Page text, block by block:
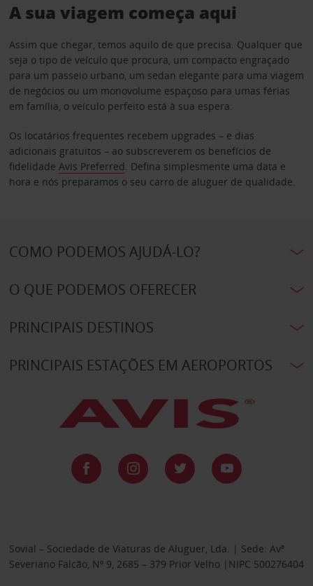
A sua viagem começa aqui
Assim que chegar, temos aquilo de que precisa. Qualquer que
seja o tipo de veículo que procura, um compacto engraçado
para um passeio urbano, um sedan elegante para uma viagem
de negócios ou um monovolume espaçoso para umas férias
em família, o veículo perfeito está à sua espera.
Os locatários frequentes recebem upgrades – e dias
adicionais gratuitos – ao subscreverem os benefícios de
fidelidade Avis Preferred. Defina simplesmente uma data e
hora e nós preparamos o seu carro de aluguer de qualidade.
COMO PODEMOS AJUDÁ-LO?
O QUE PODEMOS OFERECER
PRINCIPAIS DESTINOS
PRINCIPAIS ESTAÇÕES EM AEROPORTOS
Sovial – Sociedade de Viaturas de Aluguer, Lda. | Sede: Avª
Severiano Falcão, Nº 9, 2685 – 379 Prior Velho |NIPC 500276404